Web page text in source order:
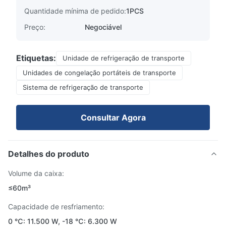
Quantidade mínima de pedido:1PCS
Preço:
Negociável
Etiquetas:
Unidade de refrigeração de transporte
Unidades de congelação portáteis de transporte
Sistema de refrigeração de transporte
Consultar Agora
Detalhes do produto
Volume da caixa:
≤60m³
Capacidade de resfriamento:
0 ℃: 11.500 W, -18 ℃: 6.300 W